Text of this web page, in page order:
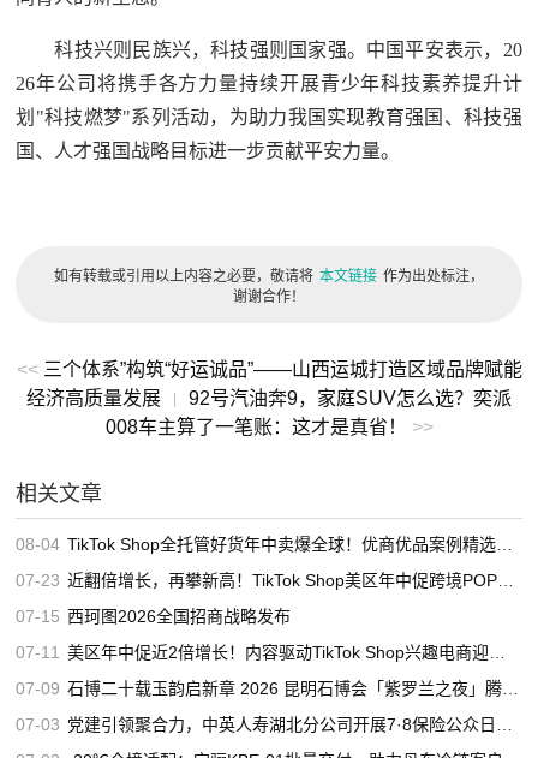
科技兴则民族兴，科技强则国家强。中国平安表示，20
26年公司将携手各方力量持续开展青少年科技素养提升计
划"科技燃梦"系列活动，为助力我国实现教育强国、科技强
国、人才强国战略目标进一步贡献平安力量。
如有转载或引用以上内容之必要，敬请将 本文链接 作为出处标注，
谢谢合作！
<< 三个体系”构筑“好运诚品”——山西运城打造区域品牌赋能
经济高质量发展
92号汽油奔9，家庭SUV怎么选？奕派
008车主算了一笔账：这才是真省！
>>
相关文章
08-04 TikTok Shop全托管好货年中卖爆全球！优商优品案例精选特辑发布
07-23 近翻倍增长，再攀新高！TikTok Shop美区年中促跨境POP优秀案例重磅发布
07-15 西珂图2026全国招商战略发布
07-11 美区年中促近2倍增长！内容驱动TikTok Shop兴趣电商迎来高增长
07-09 石博二十载玉韵启新章 2026 昆明石博会「紫罗兰之夜」腾冲专场重磅启幕
07-03 党建引领聚合力，中英人寿湖北分公司开展7·8保险公众日宣教活动